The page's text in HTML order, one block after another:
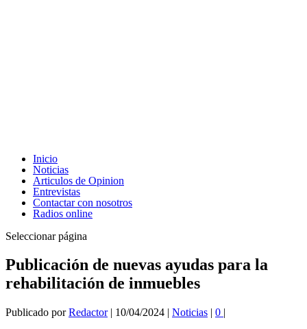
Inicio
Noticias
Articulos de Opinion
Entrevistas
Contactar con nosotros
Radios online
Seleccionar página
Publicación de nuevas ayudas para la
rehabilitación de inmuebles
Publicado porRedactor| 10/04/2024 | Noticias | 0 |